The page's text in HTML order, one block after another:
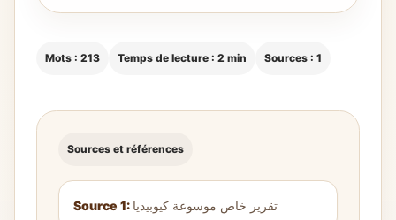
Mots : 213 Temps de lecture : 2 min Sources : 1
Sources et références
Source 1: تقرير خاص موسوعة كيوبيديا